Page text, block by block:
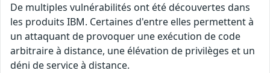
De multiples vulnérabilités ont été découvertes dans
les produits IBM. Certaines d'entre elles permettent à
un attaquant de provoquer une exécution de code
arbitraire à distance, une élévation de privilèges et un
déni de service à distance.